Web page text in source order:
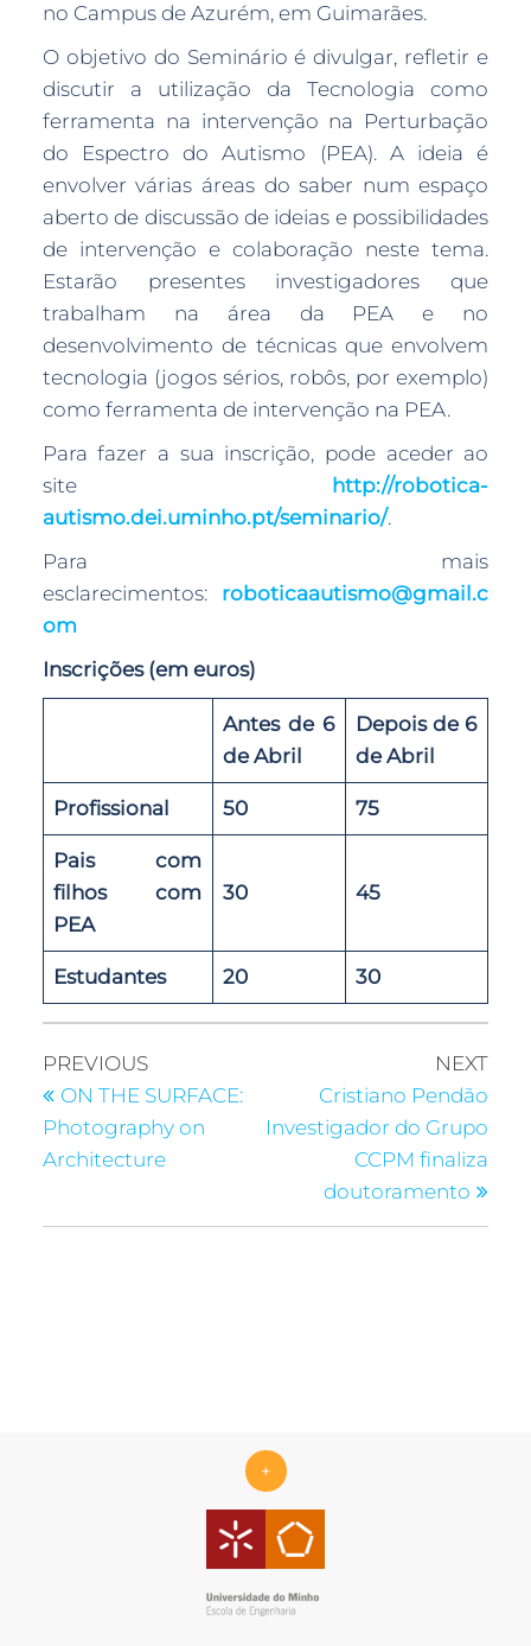
no Campus de Azurém, em Guimarães.
O objetivo do Seminário é divulgar, refletir e
discutir a utilização da Tecnologia como
ferramenta na intervenção na Perturbação
do Espectro do Autismo (PEA). A ideia é
envolver várias áreas do saber num espaço
aberto de discussão de ideias e possibilidades
de intervenção e colaboração neste tema.
Estarão presentes investigadores que
trabalham na área da PEA e no
desenvolvimento de técnicas que envolvem
tecnologia (jogos sérios, robôs, por exemplo)
como ferramenta de intervenção na PEA.
Para fazer a sua inscrição, pode aceder ao
site
http://robotica-
autismo.dei.uminho.pt/seminario/.
Para mais
esclarecimentos: roboticaautismo@gmail.c
om
Inscrições (em euros)
Antes de 6
de Abril
Depois de 6
de Abril
Profissional 50 75
Pais com
filhos com
PEA
30 45
Estudantes 20 30
PREVIOUS
ON THE SURFACE:
Photography on
Architecture
NEXT
Cristiano Pendão
Investigador do Grupo
CCPM finaliza
doutoramento
+